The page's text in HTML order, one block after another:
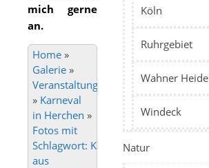
mich gerne
an.
Home »
Galerie »
Veranstaltungen
» Karneval
in Herchen »
Fotos mit
Schlagwort: Karnevalszug
aus
Köln
Ruhrgebiet
Wahner Heide
Windeck
Natur